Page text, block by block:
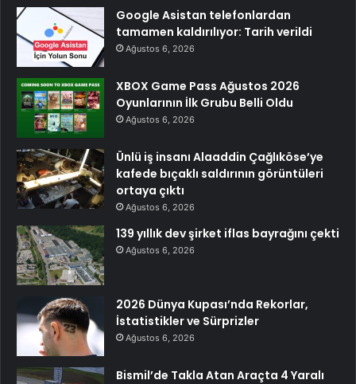
Google Asistan telefonlardan
tamamen kaldırılıyor: Tarih verildi
Ağustos 6, 2026
XBOX Game Pass Ağustos 2026
Oyunlarının İlk Grubu Belli Oldu
Ağustos 6, 2026
Ünlü iş insanı Alaaddin Çağlıköse’ye
kafede bıçaklı saldırının görüntüleri
ortaya çıktı
Ağustos 6, 2026
139 yıllık dev şirket iflas bayrağını çekti
Ağustos 6, 2026
2026 Dünya Kupası’nda Rekorlar,
İstatistikler ve Sürprizler
Ağustos 6, 2026
Bismil’de Takla Atan Araçta 4 Yaralı